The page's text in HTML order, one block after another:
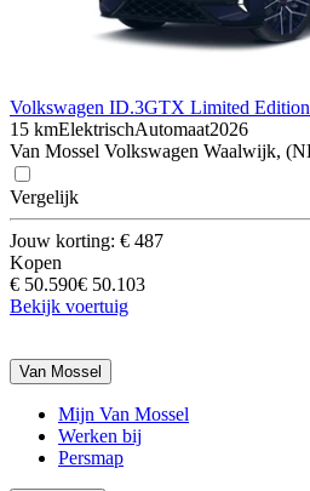
Volkswagen ID.3GTX Limited
15 kmElektrischAutomaat2026
Van Mossel Volkswagen Waalwijk,
Vergelijk
Jouw korting: € 487
Kopen
€ 50.590€ 50.103
Bekijk voertuig
Van Mossel
Mijn Van Mossel
Werken bij
Persmap